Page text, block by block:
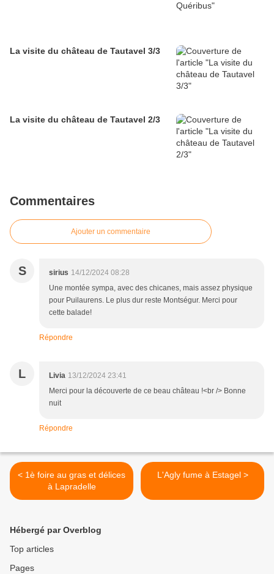
La visite du château de Tautavel 3/3
La visite du château de Tautavel 2/3
Commentaires
Ajouter un commentaire
S sirius 14/12/2024 08:28
Une montée sympa, avec des chicanes, mais assez physique
pour Puilaurens. Le plus dur reste Montségur. Merci pour
cette balade!
Répondre
L Livia 13/12/2024 23:41
Merci pour la découverte de ce beau château !<br /> Bonne
nuit
Répondre
< 1è foire au gras et délices
à Lapradelle
L'Agly fume à Estagel >
Hébergé par Overblog
Top articles
Pages